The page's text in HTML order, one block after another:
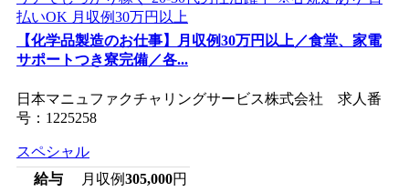
【化学品製造のお仕事】月収例30万円以上／食堂、家電
サポートつき寮完備／各...
日本マニュファクチャリングサービス株式会社 求人番
号：1225258
スペシャル
給与
月収例305,000円